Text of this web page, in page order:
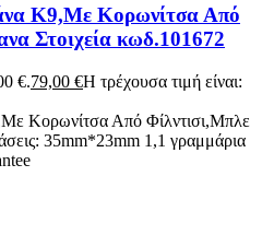
K9,Με Κορωνίτσα Από
Στοιχεία κωδ.101672
€.79,00 €Η τρέχουσα τιμή είναι:
Κορωνίτσα Από Φίλντισι,Μπλε
35mm*23mm 1,1 γραμμάρια